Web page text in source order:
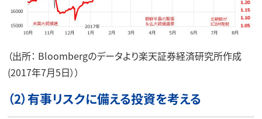
（出所： Bloombergのデータより楽天証券経済研究所作成
(2017年7月5日））
（2）有事リスクに備える投資を考える